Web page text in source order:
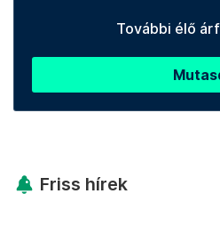
További élő
Friss hírek